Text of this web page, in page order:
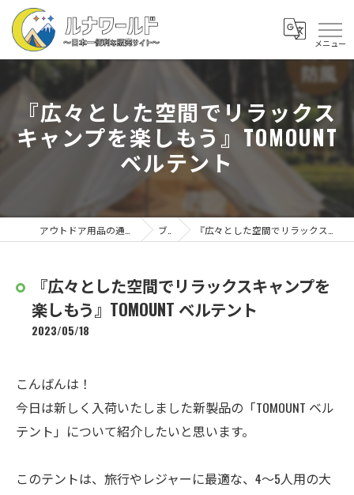
『広々とした空間でリラックス
キャンプを楽しもう』TOMOUNT
ベルテント
ブログ 『広々とした空間でリラックスキャンプを楽しもう』TOMOUNT ベルテント
『広々とした空間でリラックスキャンプを
楽しもう』TOMOUNT ベルテント
2023/05/18
こんばんは！
今日は新しく入荷いたしました新製品の「TOMOUNT ベル
テント」について紹介したいと思います。
このテントは、旅行やレジャーに最適な、4～5人用の大